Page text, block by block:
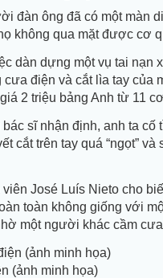
đàn ông đã có một màn
không qua mặt được cơ
dàn dựng một vụ tai
cưa điện và cắt lìa tay của
2 triệu bảng Anh từ 11
sĩ nhận định, anh ta cố
cắt trên tay quá “ngọt”
José Luís Nieto cho
toàn không giống với
một người khác cầm
(ảnh minh họa)